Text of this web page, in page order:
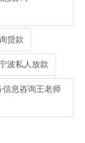
贷款
波私人放款
息咨询王老师